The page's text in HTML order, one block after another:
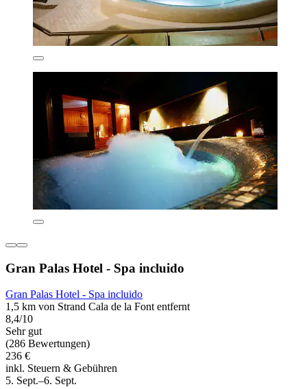
Gran Palas Hotel - Spa incluido
Gran Palas Hotel - Spa incluido
1,5 km von Strand Cala de la Font entfernt
8,4/10
Sehr gut
(286 Bewertungen)
236 €
inkl. Steuern & Gebühren
5. Sept.–6. Sept.